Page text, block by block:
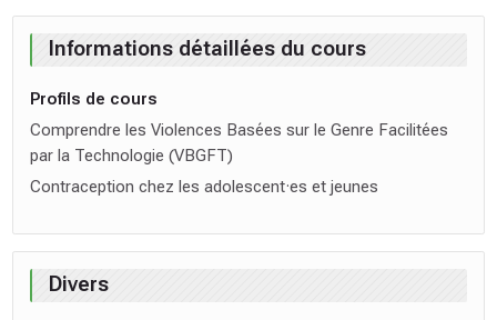
Informations détaillées du cours
Profils de cours
Comprendre les Violences Basées sur le Genre Facilitées
par la Technologie (VBGFT)
Contraception chez les adolescent·es et jeunes
Divers